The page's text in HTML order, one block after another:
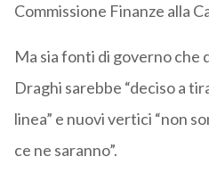
Commissione Finanze alla
Ma sia fonti di governo che
Draghi sarebbe “deciso a
linea” e nuovi vertici “non
ce ne saranno”.